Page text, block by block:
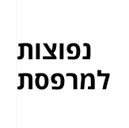
נפוצות